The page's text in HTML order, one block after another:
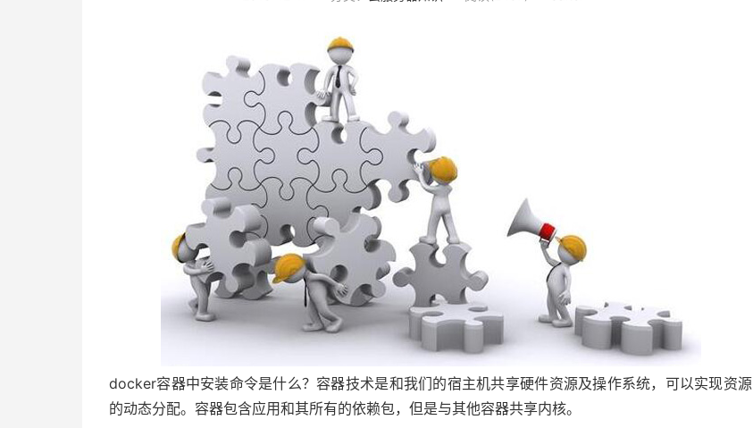
docker容器中安装命令是什么？容器技术是和我们的宿主机共享硬件资源及操作系统，可以实现资源
的动态分配。容器包含应用和其所有的依赖包，但是与其他容器共享内核。